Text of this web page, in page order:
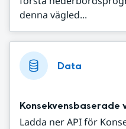
denna vägled...
Data
Ladda ner API för